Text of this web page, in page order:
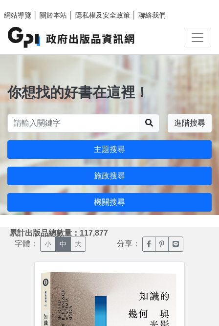
網站導覽
關於本站 隱私權及安全政策 聯絡我們
你想找的好書在這裡！
進階搜尋
主題搜尋
施政搜尋
機關搜尋
累計出版品總數量：117,877
字體： 小 中 大 分享： 臉書分享(另開新視窗)
噗浪分享(另開新
Line分享(另